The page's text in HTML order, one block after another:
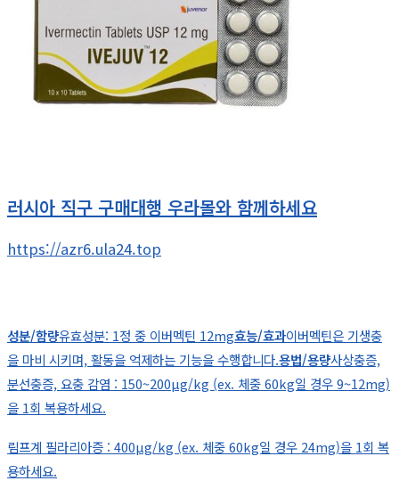
러시아 직구 구매대행 우라몰와 함께하세요
https://azr6.ula24.top
성분/함량유효성분: 1정 중 이버멕틴 12mg효능/효과이버멕틴은 기생충
을 마비 시키며, 활동을 억제하는 기능을 수행합니다.용법/용량사상충증,
분선충증, 요충 감염 : 150~200μg/kg (ex. 체중 60kg일 경우 9~12mg)
을 1회 복용하세요.
림프계 필라리아증 : 400μg/kg (ex. 체중 60kg일 경우 24mg)을 1회 복
용하세요.